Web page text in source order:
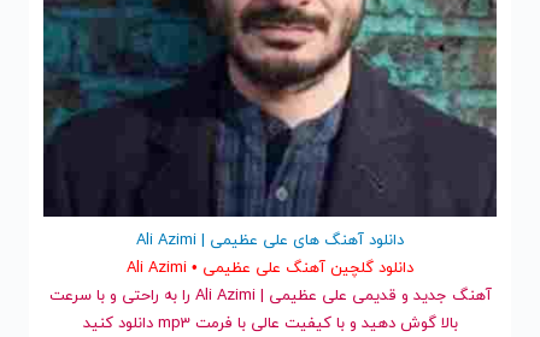
دانلود آهنگ های علی عظیمی | Ali Azimi
دانلود گلچین آهنگ علی عظیمی • Ali Azimi
آهنگ جدید
و قدیمی علی عظیمی | Ali Azimi را به راحتی و با سرعت
بالا گوش دهید و با کیفیت عالی با فرمت mp3 دانلود کنید